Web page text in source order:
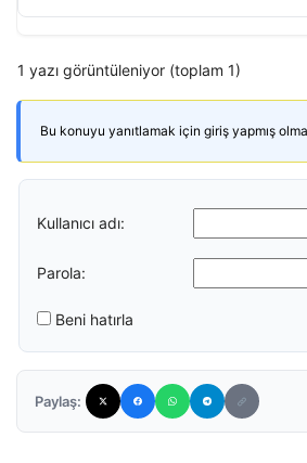
1 yazı görüntüleniyor (toplam 1)
Bu konuyu yanıtlamak için giriş yapmış
Kullanıcı adı:
Parola:
Beni hatırla
Paylaş: